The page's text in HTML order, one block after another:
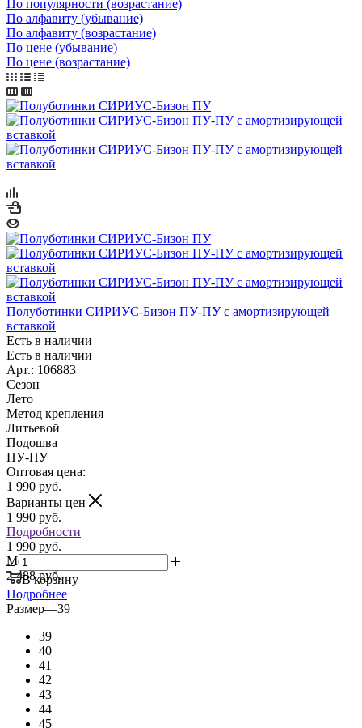
По популярности (возрастание)
По алфавиту (убывание)
По алфавиту (возрастание)
По цене (убывание)
По цене (возрастание)
Полуботинки СИРИУС-Бизон ПУ-ПУ с амортизирующей
вставкой
Есть в наличии
Есть в наличии
Арт.: 106883
Сезон
Лето
Метод крепления
Литьевой
Подошва
ПУ-ПУ
Оптовая цена:
1 990 руб.
Варианты цен
1 990 руб.
Подробности
1 990 руб.
Мелкий опт:
2 488 руб.
В корзину
Подробнее
Размер—39
39
40
41
42
43
44
45